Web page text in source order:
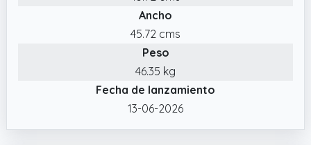
combinar con cualquier fuente de calor.
Ancho
45.72 cms
Peso
46.35 kg
Fecha de lanzamiento
13-06-2026